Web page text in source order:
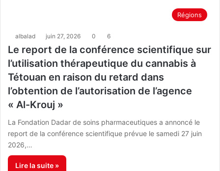
Régions
albalad juin 27, 2026 0 6
Le report de la conférence scientifique sur
l’utilisation thérapeutique du cannabis à
Tétouan en raison du retard dans
l’obtention de l’autorisation de l’agence
« Al-Krouj »
La Fondation Dadar de soins pharmaceutiques a annoncé le
report de la conférence scientifique prévue le samedi 27 juin
2026,…
Lire la suite »